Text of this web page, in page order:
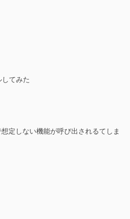
てみた
定しない機能が呼び出されるてしま